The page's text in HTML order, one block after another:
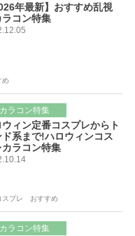
年最新】おすすめ乱視
ラコン特集
め
カラコン特集
ィン定番コスプレからト
ド系まで!ハロウィンコス
カラコン特集
プレ おすすめ
カラコン特集